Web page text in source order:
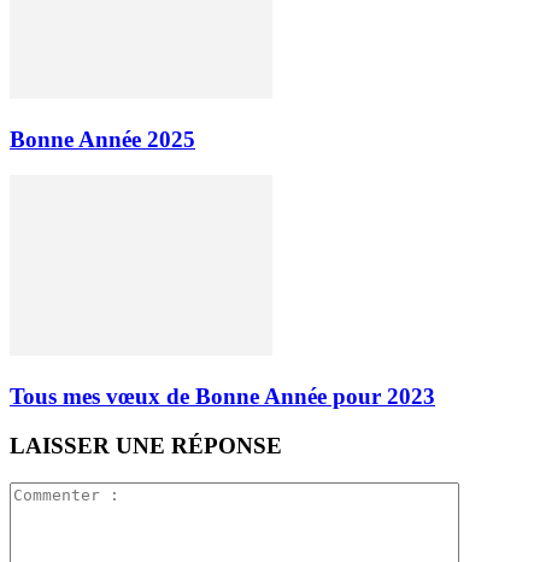
Bonne Année 2025
Tous mes vœux de Bonne Année pour 2023
LAISSER UNE RÉPONSE